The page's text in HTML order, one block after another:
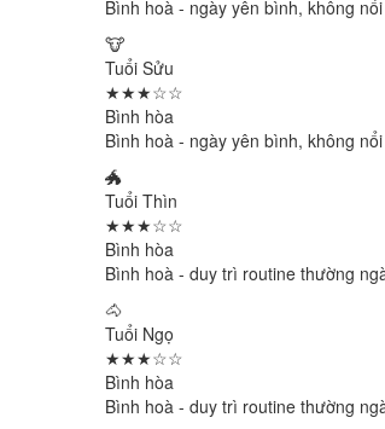
Bình hoà - ngày yên bình, không
🐮
Tuổi Sửu
★★★☆☆
Bình hòa
Bình hoà - ngày yên bình, không
🐲
Tuổi Thìn
★★★☆☆
Bình hòa
Bình hoà - duy trì routine thường
🐴
Tuổi Ngọ
★★★☆☆
Bình hòa
Bình hoà - duy trì routine thường